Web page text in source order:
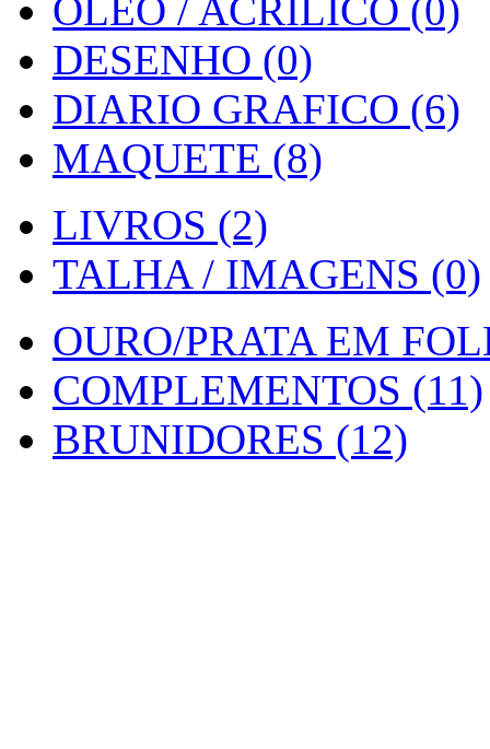
OLEO / ACRILICO (0)
DESENHO (0)
DIARIO GRAFICO (6)
MAQUETE (8)
LIVROS (2)
TALHA / IMAGENS (0)
OURO/PRATA EM
COMPLEMENTOS (11)
BRUNIDORES (12)